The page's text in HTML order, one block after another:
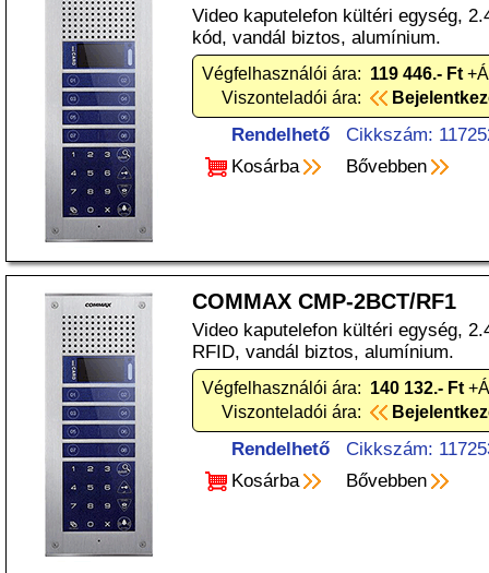
Video kaputelefon kültéri egység,
kód, vandál biztos, alumínium.
Végfelhasználói ára: 119 446.- Ft
Viszonteladói ára:
Rendelhető
Cikkszám:
Kosárba
Bővebben
COMMAX CMP-2BCT/RF1
Video kaputelefon kültéri egység,
RFID, vandál biztos, alumínium.
Végfelhasználói ára: 140 132.- Ft
Viszonteladói ára:
Rendelhető
Cikkszám:
Kosárba
Bővebben